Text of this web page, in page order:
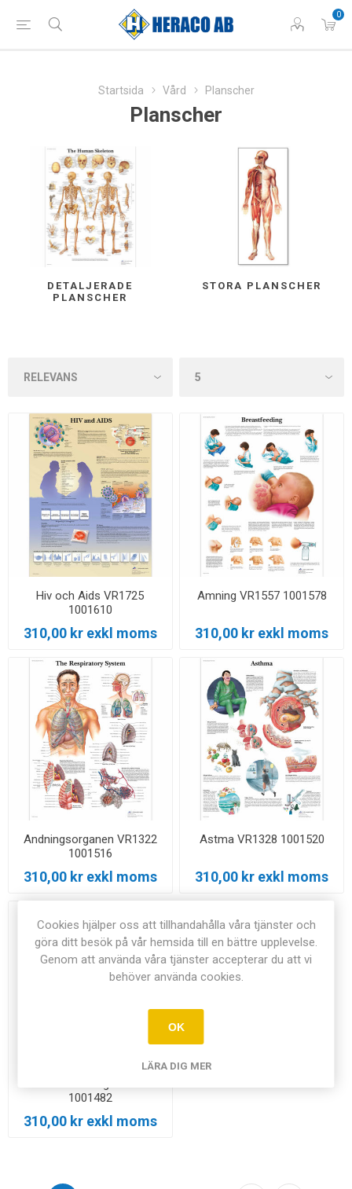
0
Startsida Vård Planscher
Planscher
DETALJERADE
PLANSCHER
STORA PLANSCHER
Hiv och Aids VR1725
1001610
310,00 kr exkl moms
Amning VR1557 1001578
310,00 kr exkl moms
Andningsorganen VR1322
1001516
310,00 kr exkl moms
Astma VR1328 1001520
310,00 kr exkl moms
1001482
310,00 kr exkl moms
Cookies hjälper oss att tillhandahålla våra tjänster och
göra ditt besök på vår hemsida till en bättre upplevelse.
Genom att använda våra tjänster accepterar du att vi
behöver använda cookies.
OK
LÄRA DIG MER